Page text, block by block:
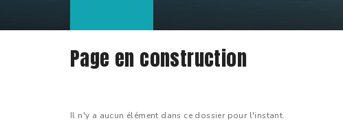
Page en construction
Il n'y a aucun élément dans ce dossier pour l'instant.